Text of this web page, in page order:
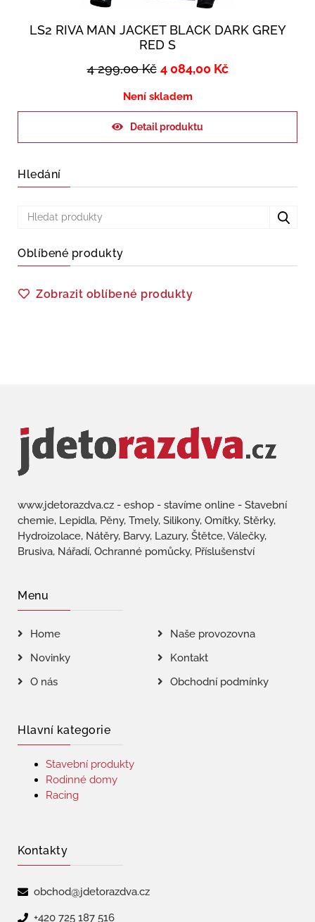
LS2 RIVA MAN JACKET BLACK DARK GREY
RED S
4 299,00Kč 4 084,00 Kč
Není skladem
Detail produktu
Hledání
Oblíbené produkty
Zobrazit oblíbené produkty
www.jdetorazdva.cz - eshop - stavíme online - Stavební
chemie, Lepidla, Pěny, Tmely, Silikony, Omítky, Stěrky,
Hydroizolace, Nátěry, Barvy, Lazury, Štětce, Válečky,
Brusiva, Nářadí, Ochranné pomůcky, Příslušenství
Menu
Home
Naše provozovna
Novinky
Kontakt
O nás
Obchodní podmínky
Hlavní kategorie
Stavební produkty
Rodinné domy
Racing
Kontakty
obchod@jdetorazdva.cz
+420 725 187 516